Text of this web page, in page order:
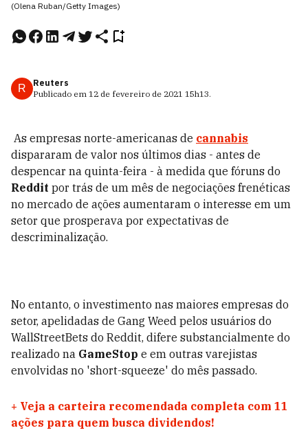
(Olena Ruban/Getty Images)
R
Reuters
Publicado em 12 de fevereiro de 2021 15h13.
As empresas norte-americanas de cannabis
dispararam de valor nos últimos dias - antes de
despencar na quinta-feira - à medida que fóruns do
Reddit por trás de um mês de negociações frenéticas
no mercado de ações aumentaram o interesse em um
setor que prosperava por expectativas de
descriminalização.
No entanto, o investimento nas maiores empresas do
setor, apelidadas de Gang Weed pelos usuários do
WallStreetBets do Reddit, difere substancialmente do
realizado na GameStop e em outras varejistas
envolvidas no 'short-squeeze' do mês passado.
+ Veja a carteira recomendada completa com 11
ações para quem busca dividendos!